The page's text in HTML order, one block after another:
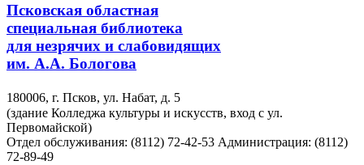
Псковская областная
специальная библиотека
для незрячих и слабовидящих
им. А.А. Бологова
180006, г. Псков, ул. Набат, д. 5
(здание Колледжа культуры и искусств, вход с ул.
Первомайской)
Отдел обслуживания: (8112) 72-42-53 Администрация: (8112)
72-89-49